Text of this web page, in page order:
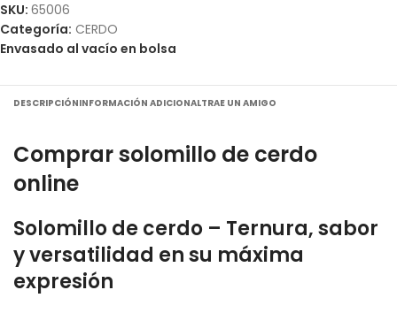
SKU: 65006
Categoría: CERDO
Envasado al vacío en bolsa
DESCRIPCIÓNINFORMACIÓN ADICIONALTRAE UN AMIGO
Comprar solomillo de cerdo
online
Solomillo de cerdo – Ternura, sabor
y versatilidad en su máxima
expresión